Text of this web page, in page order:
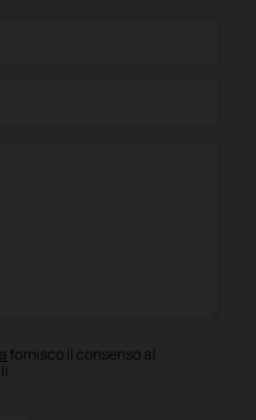
fornisco il consenso al